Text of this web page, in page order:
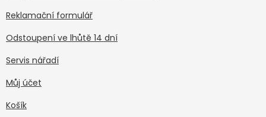
Reklamační formulář
Odstoupení ve lhůtě 14 dní
Servis nářadí
Můj účet
Košík